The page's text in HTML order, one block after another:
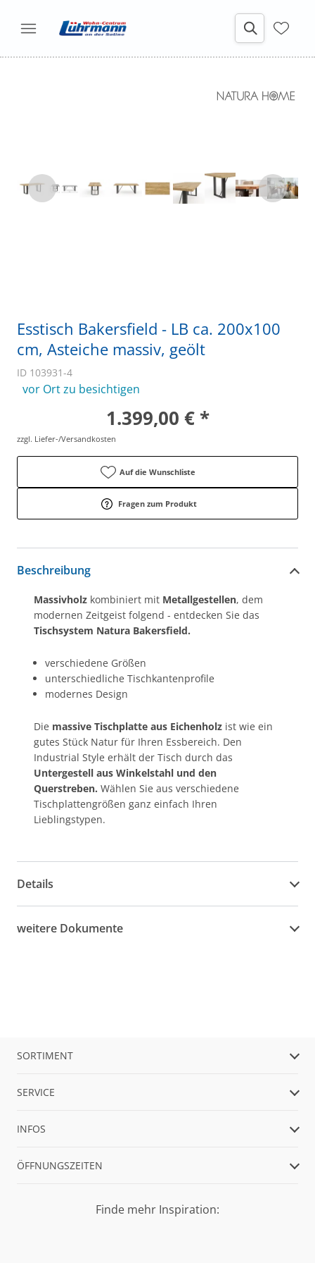
Esstisch Bakersfield - LB ca. 200x100
cm, Asteiche massiv, geölt
ID 103931-4
vor Ort zu besichtigen
1.399,00 € *
zzgl. Liefer-/Versandkosten
Auf die Wunschliste
Fragen zum Produkt
Beschreibung
Massivholz kombiniert mit Metallgestellen, dem
modernen Zeitgeist folgend - entdecken Sie das
Tischsystem Natura Bakersfield.
verschiedene Größen
unterschiedliche Tischkantenprofile
modernes Design
Die massive Tischplatte aus Eichenholz ist wie ein
gutes Stück Natur für Ihren Essbereich. Den
Industrial Style erhält der Tisch durch das
Untergestell aus Winkelstahl und den
Querstreben. Wählen Sie aus verschiedene
Tischplattengrößen ganz einfach Ihren
Lieblingstypen.
Details
weitere Dokumente
SORTIMENT
SERVICE
INFOS
ÖFFNUNGSZEITEN
Finde mehr Inspiration: